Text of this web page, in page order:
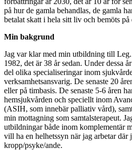
på hur de gamla behandlas, de gamla
betalat skatt i hela sitt liv och bemöts på
Min bakgrund
Jag var klar med min utbildning till
1982, det är 38 år sedan. Under dessa
del olika specialiseringar inom
verksamhetsansvarig. De senaste 20
eller på timbasis. De senaste 5-6 åren
hemsjukvården och speciellt inom
(ASIH, som innebär palliativ vård),
min mottagning som samtalsterapeut.
utbildningar både inom komplementär
vill ha en helhetssyn när jag arbetar där
kropp/psyke/ande.